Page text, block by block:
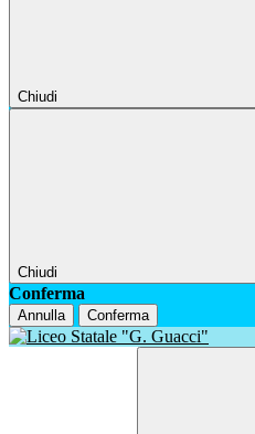
Chiudi
Chiudi
Conferma
Annulla Conferma